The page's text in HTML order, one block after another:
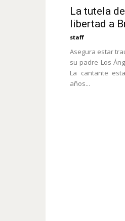
La tutela
libertad a
staff
Asegura estar
su padre Los
La cantante
años...